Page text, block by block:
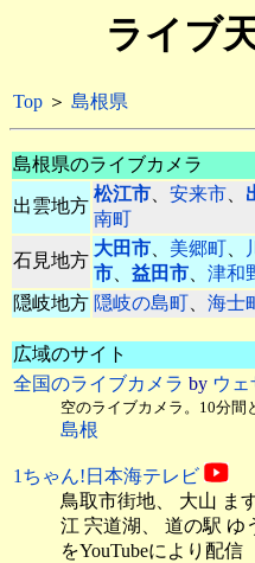
ライブ
Top ＞ 島根県
島根県のライブカメラ
出雲地方
松江市、 安来市、
南町
石見地方
大田市、 美郷町、
市、 益田市、 津和
隠岐地方 隠岐の島町、 海士
広域のサイト
全国のライブカメラ by ウ
空のライブカメラ。10分間
島根
1ちゃん!日本海テレビ
鳥取市街地、 大山 ま
江 宍道湖、 道の駅 ゆ
をYouTubeにより配信